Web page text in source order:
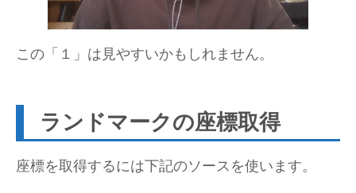
この「１」は見やすいかもしれません。
ランドマークの座標取得
座標を取得するには下記のソースを使います。